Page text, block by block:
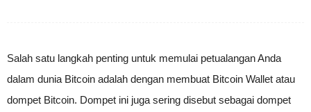
Salah satu langkah penting untuk memulai petualangan Anda
dalam dunia Bitcoin adalah dengan membuat Bitcoin Wallet atau
dompet Bitcoin. Dompet ini juga sering disebut sebagai dompet